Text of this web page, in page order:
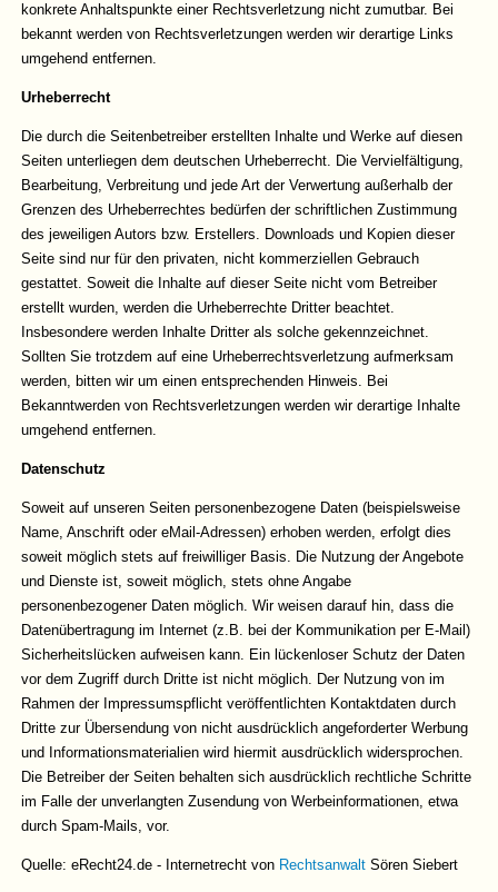
konkrete Anhaltspunkte einer Rechtsverletzung nicht zumutbar. Bei
bekannt werden von Rechtsverletzungen werden wir derartige Links
umgehend entfernen.
Urheberrecht
Die durch die Seitenbetreiber erstellten Inhalte und Werke auf diesen
Seiten unterliegen dem deutschen Urheberrecht. Die Vervielfältigung,
Bearbeitung, Verbreitung und jede Art der Verwertung außerhalb der
Grenzen des Urheberrechtes bedürfen der schriftlichen Zustimmung
des jeweiligen Autors bzw. Erstellers. Downloads und Kopien dieser
Seite sind nur für den privaten, nicht kommerziellen Gebrauch
gestattet. Soweit die Inhalte auf dieser Seite nicht vom Betreiber
erstellt wurden, werden die Urheberrechte Dritter beachtet.
Insbesondere werden Inhalte Dritter als solche gekennzeichnet.
Sollten Sie trotzdem auf eine Urheberrechtsverletzung aufmerksam
werden, bitten wir um einen entsprechenden Hinweis. Bei
Bekanntwerden von Rechtsverletzungen werden wir derartige Inhalte
umgehend entfernen.
Datenschutz
Soweit auf unseren Seiten personenbezogene Daten (beispielsweise
Name, Anschrift oder eMail-Adressen) erhoben werden, erfolgt dies
soweit möglich stets auf freiwilliger Basis. Die Nutzung der Angebote
und Dienste ist, soweit möglich, stets ohne Angabe
personenbezogener Daten möglich. Wir weisen darauf hin, dass die
Datenübertragung im Internet (z.B. bei der Kommunikation per E-Mail)
Sicherheitslücken aufweisen kann. Ein lückenloser Schutz der Daten
vor dem Zugriff durch Dritte ist nicht möglich. Der Nutzung von im
Rahmen der Impressumspflicht veröffentlichten Kontaktdaten durch
Dritte zur Übersendung von nicht ausdrücklich angeforderter Werbung
und Informationsmaterialien wird hiermit ausdrücklich widersprochen.
Die Betreiber der Seiten behalten sich ausdrücklich rechtliche Schritte
im Falle der unverlangten Zusendung von Werbeinformationen, etwa
durch Spam-Mails, vor.
Quelle: eRecht24.de - Internetrecht von Rechtsanwalt Sören Siebert